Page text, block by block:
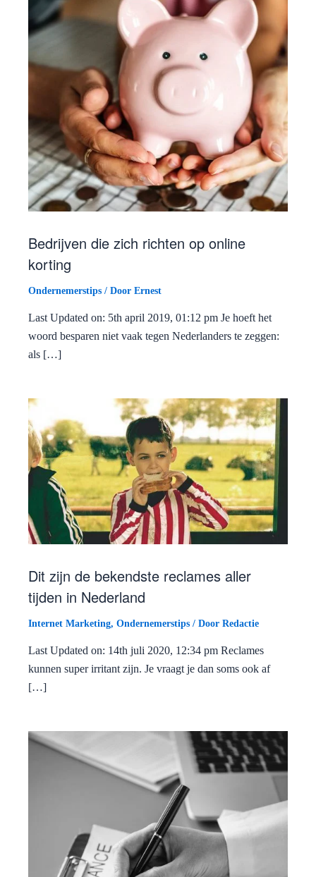
Bedrijven die zich richten op online
korting
Ondernemerstips / Door Ernest
Last Updated on: 5th april 2019, 01:12 pm Je hoeft het
woord besparen niet vaak tegen Nederlanders te zeggen:
als […]
Dit zijn de bekendste reclames aller
tijden in Nederland
Internet Marketing, Ondernemerstips / Door Redactie
Last Updated on: 14th juli 2020, 12:34 pm Reclames
kunnen super irritant zijn. Je vraagt je dan soms ook af
[…]